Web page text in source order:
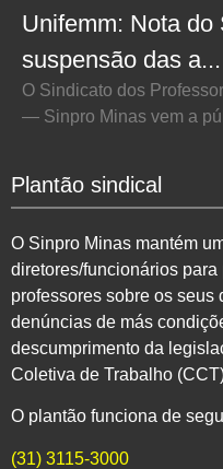
Unifemm: Nota do
suspensão das a...
O Sindicato dos
— Sinpro Minas vem a
Plantão sindical
O Sinpro Minas mantém
diretores/funcionários
professores sobre os seus
denúncias de más
descumprimento da
Coletiva de Trabalho
O plantão funciona de
(31) 3115-3000